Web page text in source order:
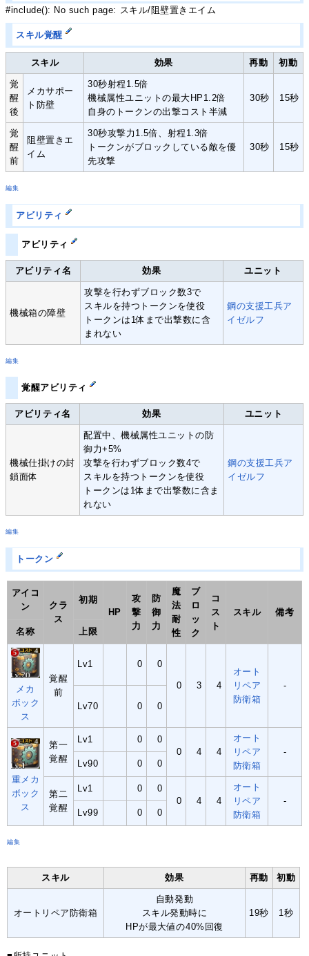
#include(): No such page: スキル/阻壁置きエイム
スキル覚醒
スキル 効果 再動 初動
覚
醒
後
メカサポー
ト防壁
30秒射程1.5倍
機械属性ユニットの最大HP1.2倍
自身のトークンの出撃コスト半減
30秒 15秒
覚
醒
前
阻壁置きエ
イム
30秒攻撃力1.5倍、射程1.3倍
トークンがブロックしている敵を優
先攻撃
30秒 15秒
編集
アビリティ
アビリティ
アビリティ名 効果 ユニット
機械箱の障壁
攻撃を行わずブロック数3で
スキルを持つトークンを使役
トークンは1体まで出撃数に含
まれない
鋼の支援工兵ア
イゼルフ
編集
覚醒アビリティ
アビリティ名 効果 ユニット
機械仕掛けの封
鎖面体
配置中、機械属性ユニットの防
御力+5%
攻撃を行わずブロック数4で
スキルを持つトークンを使役
トークンは1体まで出撃数に含ま
れない
鋼の支援工兵ア
イゼルフ
編集
トークン
アイコ
ン
クラ
ス
初期
HP
攻
撃
力
防
御
力
魔
法
耐
性
ブ
ロ
ッ
ク
コ
ス
ト
スキル
備考
名称
上限
メカ
ボック
ス
覚醒
前
Lv1 0 0
0 3 4
オート
リペア
防衛箱
-
Lv70
0 0
重メカ
ボック
ス
第一
覚醒
Lv1 0
0
0
4 4
オート
リペア
防衛箱
-
Lv90
0 0
第二
覚醒
Lv1 0
0
0
4 4
オート
リペア
防衛箱
-
Lv99
0 0
編集
スキル 効果 再動 初動
オートリペア防衛箱
自動発動
スキル発動時に
HPが最大値の40%回復
19秒 1秒